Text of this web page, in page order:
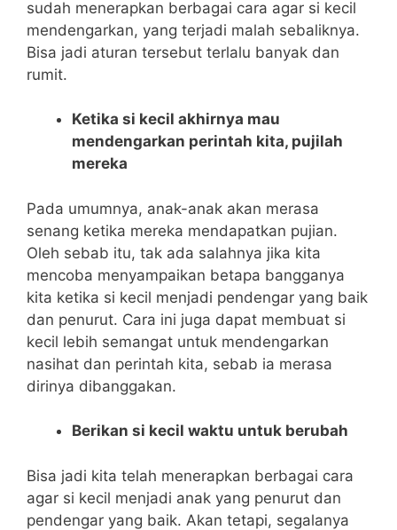
sudah menerapkan berbagai cara agar si kecil
mendengarkan, yang terjadi malah sebaliknya.
Bisa jadi aturan tersebut terlalu banyak dan
rumit.
Ketika si kecil akhirnya mau
mendengarkan perintah kita, pujilah
mereka
Pada umumnya, anak-anak akan merasa
senang ketika mereka mendapatkan pujian.
Oleh sebab itu, tak ada salahnya jika kita
mencoba menyampaikan betapa bangganya
kita ketika si kecil menjadi pendengar yang baik
dan penurut. Cara ini juga dapat membuat si
kecil lebih semangat untuk mendengarkan
nasihat dan perintah kita, sebab ia merasa
dirinya dibanggakan.
Berikan si kecil waktu untuk berubah
Bisa jadi kita telah menerapkan berbagai cara
agar si kecil menjadi anak yang penurut dan
pendengar yang baik. Akan tetapi, segalanya